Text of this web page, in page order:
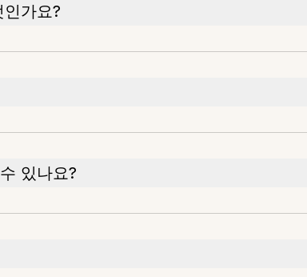
가요?
있나요?